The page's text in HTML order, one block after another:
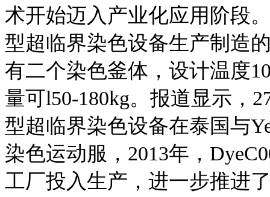
术开始迈入产业化应用阶段
型超临界染色设备生产制造
有二个染色釜体，设计温度
量可l50-180kg。报道显示，
型超临界染色设备在泰国与
染色运动服，2013年，
工厂投入生产，进一步推进